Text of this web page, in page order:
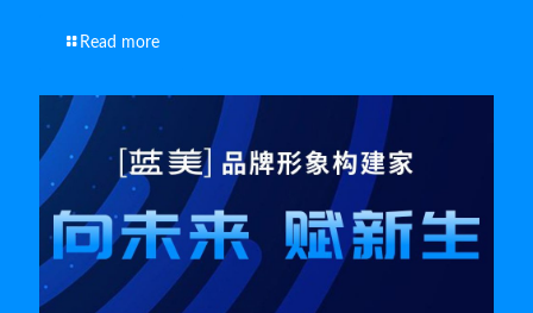
Read more